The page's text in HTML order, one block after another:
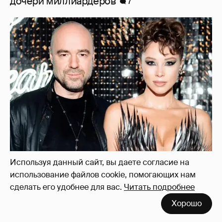
Используя данный сайт, вы даете согласие на
использование файлов cookie, помогающих нам
сделать его удобнее для вас. Читать подробнее
Хорошо
Где и как отдыхают Zivert, Валя Карнавал и
дочери миллиардеров
7